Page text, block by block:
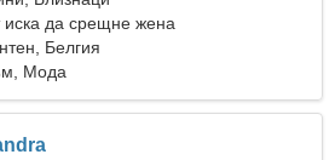
да срещне жена
Белгия
Мода